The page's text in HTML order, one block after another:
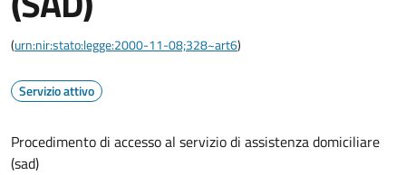
(urn:nir:stato:legge:2000-11-08;328~art6)
Servizio attivo
Procedimento di accesso al servizio di assistenza domiciliare
(sad)